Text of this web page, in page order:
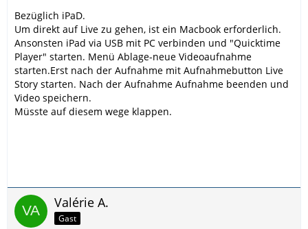
Bezüglich iPaD.
Um direkt auf Live zu gehen, ist ein Macbook erforderlich.
Ansonsten iPad via USB mit PC verbinden und "Quicktime
Player" starten. Menü Ablage-neue Videoaufnahme
starten.Erst nach der Aufnahme mit Aufnahmebutton Live
Story starten. Nach der Aufnahme Aufnahme beenden und
Video speichern.
Müsste auf diesem wege klappen.
Valérie A.
Gast